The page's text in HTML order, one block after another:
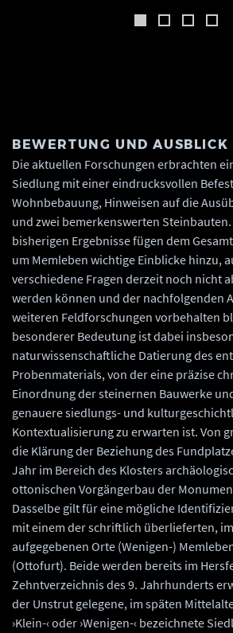
BEWERTUNG UND AUSBLICK
Die aktuellen Forschungen erbrachten
Siedlung mit einer eindrucksvollen
Wohnbebauung, Hinweisen auf die
und zwei bemerkenswerten
bisherigen Ergebnisse fügen dem
um Memleben wichtige Einblicke hinzu,
verschiedene Fragen derzeit noch nicht
werden können und der nachfolgenden
weiteren Feldforschungen vorbehalten
besonderer Bedeutung ist dabei
naturwissenschaftliche Datierung des
Probenmaterials, von der eine präzise
Einordnung der steinernen Bauwerke
genauere siedlungs- und
Kontextualisierung zu erwarten ist. Von
die Klärung der Beziehung des
Jahr im Bereich des Klosters
ottonischen Vorgängerbau der
Dasselbe gilt für eine mögliche
mit einem der schriftlich überlieferten,
aufgegebenen Orte (Wenigen-)
(Ottofurt). Beide werden bereits im
Zehntverzeichnis des 9. Jahrhunderts
der Unstrut gelegene, im späten
›Klein-‹ oder ›Wenigen-‹ bezeichnete